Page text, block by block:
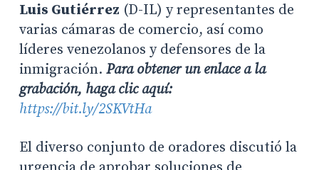
Luis Gutiérrez (D-IL) y representantes de
varias cámaras de comercio, así como
líderes venezolanos y defensores de la
inmigración. Para obtener un enlace a la
grabación, haga clic aquí:
https://bit.ly/2SKVtHa
El diverso conjunto de oradores discutió la